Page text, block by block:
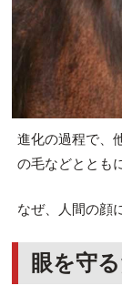
進化の過程で、
の毛などととも
なぜ、人間の顔
眼を守